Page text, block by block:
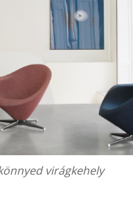
virágkehely